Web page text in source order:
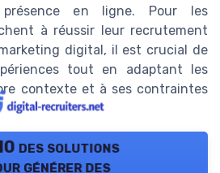
en ligne. Pour les
à réussir leur recrutement
digital, il est crucial de
tout en adaptant les
contexte et à ses contraintes
des solutions
générer des